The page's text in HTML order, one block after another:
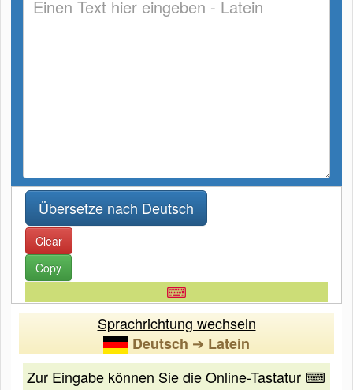
Clear
Copy
⌨
Sprachrichtung wechseln
Deutsch ➔ Latein
Zur Eingabe können Sie die Online-Tastatur ⌨